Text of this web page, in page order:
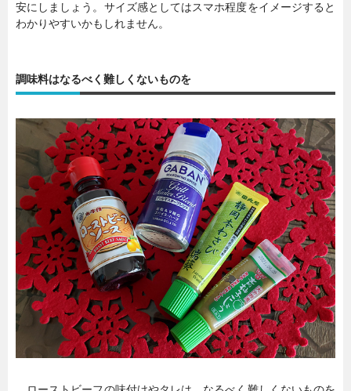
安にしましょう。サイズ感としてはスマホ程度をイメージすると
わかりやすいかもしれません。
調味料はなるべく難しくないものを